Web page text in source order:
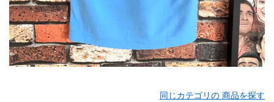
同じカテゴリの 商品を探す